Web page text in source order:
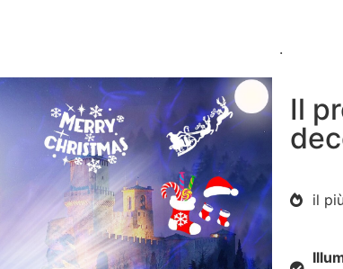
.
Il
il